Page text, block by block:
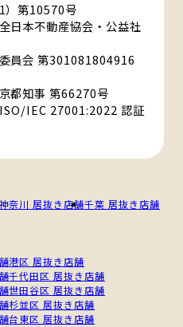
）第10570号
日本不動産協会・公益社
員会 第301081804916
都知事 第66270号
IEC 27001:2022 認証
神奈川 居抜き店舗千葉 居抜き店舗
港区 居抜き店舗
千代田区 居抜き店舗
世田谷区 居抜き店舗
杉並区 居抜き店舗
台東区 居抜き店舗